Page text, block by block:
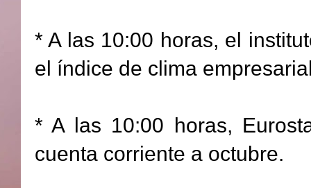
* A las 10:00 horas, el
el índice de clima
* A las 10:00 horas,
cuenta corriente a octubre.